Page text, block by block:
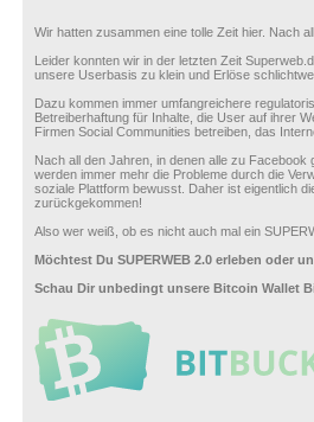
Wir hatten zusammen eine tolle Zeit hier. Nach
Leider konnten wir in der letzten Zeit
unsere Userbasis zu klein und Erlöse
Dazu kommen immer umfangreichere
Betreiberhaftung für Inhalte, die User auf ihrer
Firmen Social Communities betreiben, das
Nach all den Jahren, in denen alle zu
werden immer mehr die Probleme durch die
soziale Plattform bewusst. Daher ist eigentlich
zurückgekommen!
Also wer weiß, ob es nicht auch mal ein
Möchtest Du SUPERWEB 2.0 erleben oder
Schau Dir unbedingt unsere Bitcoin Wallet